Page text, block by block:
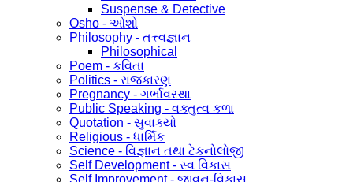
Suspense & Detective
Osho - ઓશો
Philosophy - તત્ત્વજ્ઞાન
Philosophical
Poem - કવિતા
Politics - રાજકારણ
Pregnancy - ગર્ભાવસ્થા
Public Speaking - વક્તુત્વ કળા
Quotation - સુવાક્યો
Religious - ધાર્મિક
Science - વિજ્ઞાન તથા ટેકનોલોજી
Self Development - સ્વ વિકાસ
Self Improvement - જીવન-વિકાસ